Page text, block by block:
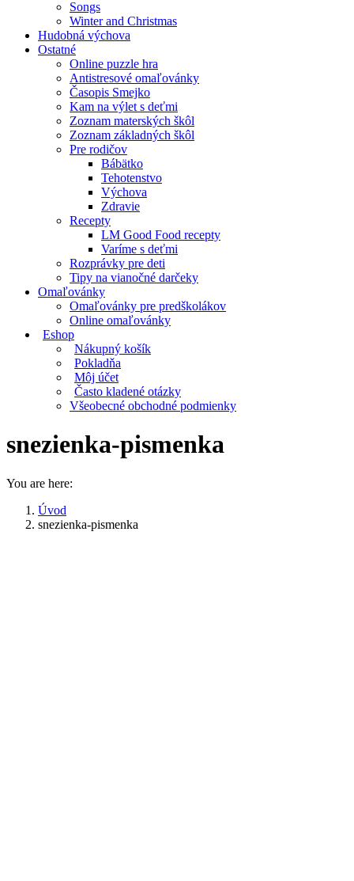
Songs
Winter and Christmas
Hudobná výchova
Ostatné
Online puzzle hra
Antistresové omaľovánky
Časopis Smejko
Kam na výlet s deťmi
Zoznam materských škôl
Zoznam základných škôl
Pre rodičov
Bábätko
Tehotenstvo
Výchova
Zdravie
Recepty
LM Good Food recepty
Varíme s deťmi
Rozprávky pre deti
Tipy na vianočné darčeky
Omaľovánky
Omaľovánky pre predškolákov
Online omaľovánky
Eshop
Nákupný košík
Pokladňa
Môj účet
Často kladené otázky
Všeobecné obchodné podmienky
snezienka-pismenka
You are here:
Úvod
snezienka-pismenka